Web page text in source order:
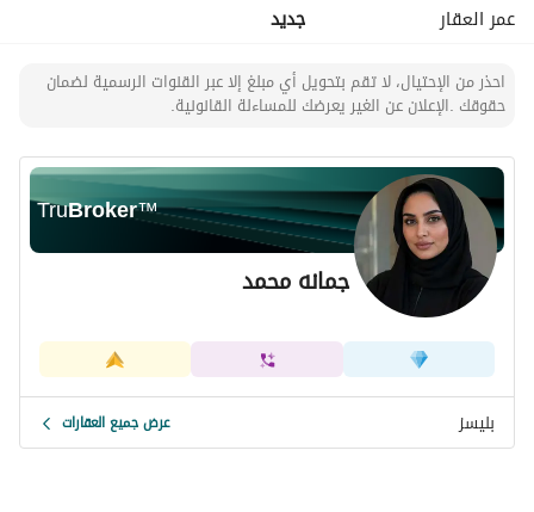
عمر العقار
جديد
احذر من الإحتيال، لا تقم بتحويل أي مبلغ إلا عبر القنوات الرسمية لضمان
حقوقك .الإعلان عن الغير يعرضك للمساءلة القانونية.
TruBroker™
جمانه محمد
بليسز عرض جميع العقارات